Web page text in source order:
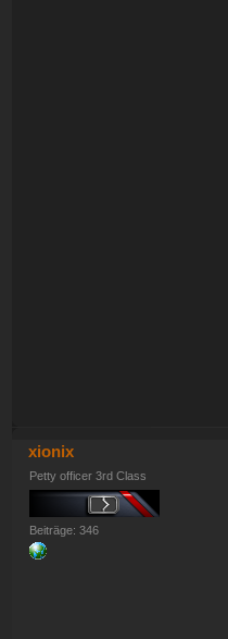
xionix
Petty officer 3rd Class
Beiträge: 346